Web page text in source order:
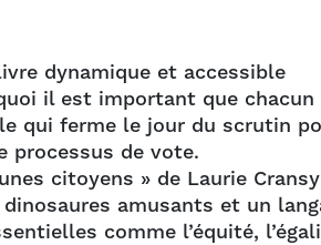
dynamique et accessible
il est important que chacun
qui ferme le jour du scrutin
processus de vote.
citoyens » de Laurie Cransy
amusants et un
comme l’équité,